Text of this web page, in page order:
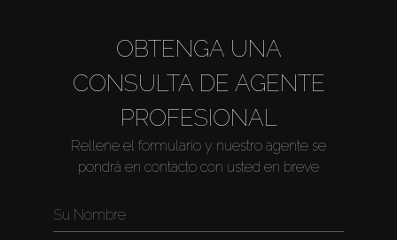
OBTENGA UNA
CONSULTA DE AGENTE
PROFESIONAL
Rellene el formulario y nuestro agente se
pondrá en contacto con usted en breve